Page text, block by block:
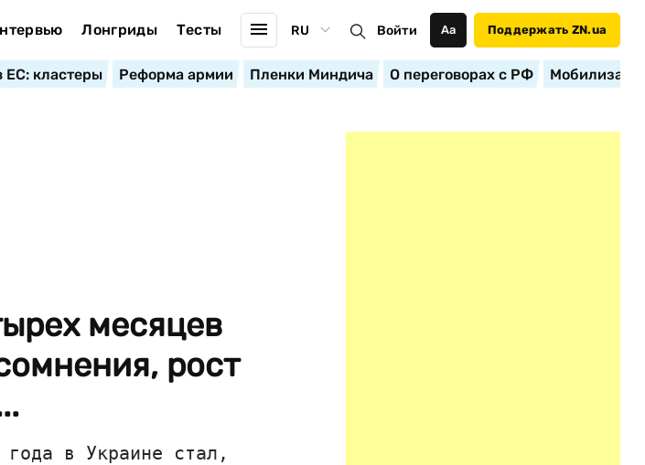
Лонгриды Тесты RU Войти Аа Поддержать ZN.ua
ЕС: кластеры Реформа армии Пленки Миндича О переговорах с РФ
месяцев
рост
года в Украине стал,